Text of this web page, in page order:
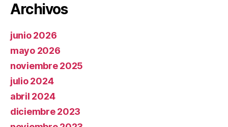
Archivos
junio 2026
mayo 2026
noviembre 2025
julio 2024
abril 2024
diciembre 2023